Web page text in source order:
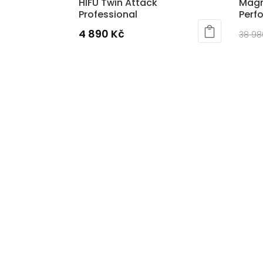
HIFU Twin Attack
Professional
4 890 Kč 38